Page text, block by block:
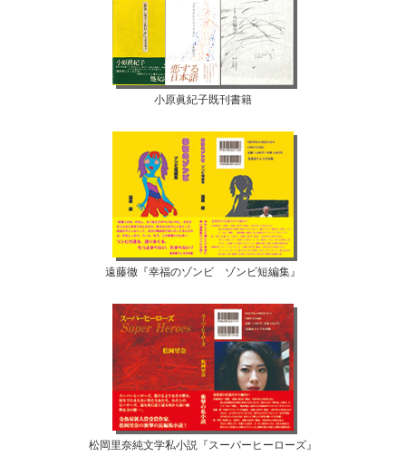
小原眞紀子既刊書籍
遠藤徹『幸福のゾンビ ゾンビ短編集』
松岡里奈純文学私小説『スーパーヒーローズ』